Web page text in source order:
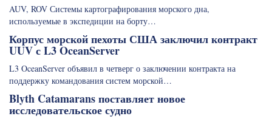
AUV, ROV Системы картографирования морского дна,
используемые в экспедиции на борту…
Корпус морской пехоты США заключил контракт
UUV с L3 OceanServer
L3 OceanServer объявил в четверг о заключении контракта на
поддержку командования систем морской…
Blyth Catamarans поставляет новое
исследовательское судно